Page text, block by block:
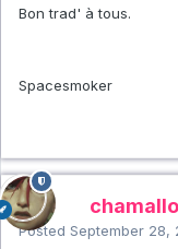
Bon trad' à tous.
Spacesmoker
Posted September 28,